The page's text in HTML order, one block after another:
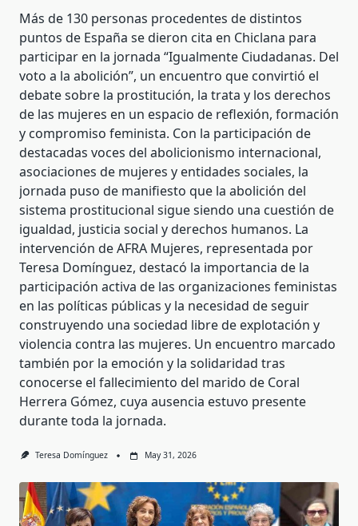
Más de 130 personas procedentes de distintos
puntos de España se dieron cita en Chiclana para
participar en la jornada “Igualmente Ciudadanas. Del
voto a la abolición”, un encuentro que convirtió el
debate sobre la prostitución, la trata y los derechos
de las mujeres en un espacio de reflexión, formación
y compromiso feminista. Con la participación de
destacadas voces del abolicionismo internacional,
asociaciones de mujeres y entidades sociales, la
jornada puso de manifiesto que la abolición del
sistema prostitucional sigue siendo una cuestión de
igualdad, justicia social y derechos humanos. La
intervención de AFRA Mujeres, representada por
Teresa Domínguez, destacó la importancia de la
participación activa de las organizaciones feministas
en las políticas públicas y la necesidad de seguir
construyendo una sociedad libre de explotación y
violencia contra las mujeres. Un encuentro marcado
también por la emoción y la solidaridad tras
conocerse el fallecimiento del marido de Coral
Herrera Gómez, cuya ausencia estuvo presente
durante toda la jornada.
Teresa Domínguez May 31, 2026